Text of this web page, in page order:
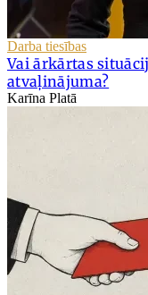
Darba tiesības
Vai ārkārtas
atvaļinājuma?
Karīna Platā